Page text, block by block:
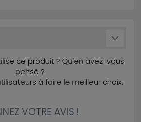
ce produit ? Qu'en avez-vous
pensé ?
à faire le meilleur choix.
VOTRE AVIS !